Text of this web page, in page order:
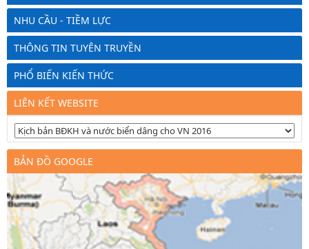
NHU CẦU - TIỀM LỰC
THÔNG TIN TUYÊN TRUYỀN
PHỔ BIẾN KIẾN THỨC
LIÊN KẾT WEBSITE
BẢN ĐỒ GOOGLE